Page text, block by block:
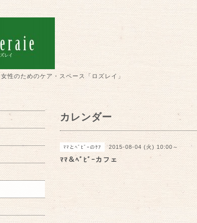
性のためのケア・スペース「ロズレイ」
カレンダー
ﾏﾏとﾍﾞﾋﾞｰのｹｱ 2015-08-04 (火) 10:00～
ﾏﾏ＆ﾍﾞﾋﾞｰカフェ